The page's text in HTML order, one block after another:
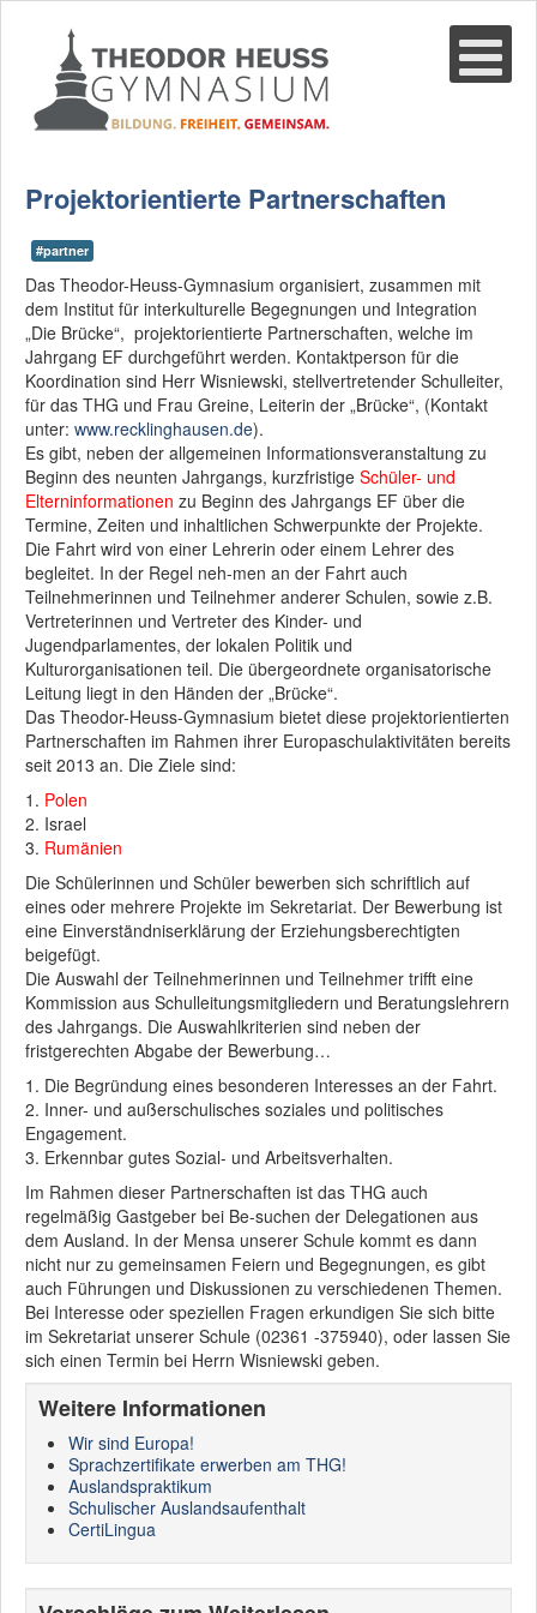
Projektorientierte Partnerschaften
#partner
Das Theodor-Heuss-Gymnasium organisiert, zusammen mit
dem Institut für interkulturelle Begegnungen und Integration
„Die Brücke“, projektorientierte Partnerschaften, welche im
Jahrgang EF durchgeführt werden. Kontaktperson für die
Koordination sind Herr Wisniewski, stellvertretender Schulleiter,
für das THG und Frau Greine, Leiterin der „Brücke“, (Kontakt
unter: www.recklinghausen.de).
Es gibt, neben der allgemeinen Informationsveranstaltung zu
Beginn des neunten Jahrgangs, kurzfristige Schüler- und
Elterninformationen zu Beginn des Jahrgangs EF über die
Termine, Zeiten und inhaltlichen Schwerpunkte der Projekte.
Die Fahrt wird von einer Lehrerin oder einem Lehrer des
begleitet. In der Regel neh-men an der Fahrt auch
Teilnehmerinnen und Teilnehmer anderer Schulen, sowie z.B.
Vertreterinnen und Vertreter des Kinder- und
Jugendparlamentes, der lokalen Politik und
Kulturorganisationen teil. Die übergeordnete organisatorische
Leitung liegt in den Händen der „Brücke“.
Das Theodor-Heuss-Gymnasium bietet diese projektorientierten
Partnerschaften im Rahmen ihrer Europaschulaktivitäten bereits
seit 2013 an. Die Ziele sind:
1. Polen
2. Israel
3. Rumänien
Die Schülerinnen und Schüler bewerben sich schriftlich auf
eines oder mehrere Projekte im Sekretariat. Der Bewerbung ist
eine Einverständniserklärung der Erziehungsberechtigten
beigefügt.
Die Auswahl der Teilnehmerinnen und Teilnehmer trifft eine
Kommission aus Schulleitungsmitgliedern und Beratungslehrern
des Jahrgangs. Die Auswahlkriterien sind neben der
fristgerechten Abgabe der Bewerbung…
1. Die Begründung eines besonderen Interesses an der Fahrt.
2. Inner- und außerschulisches soziales und politisches
Engagement.
3. Erkennbar gutes Sozial- und Arbeitsverhalten.
Im Rahmen dieser Partnerschaften ist das THG auch
regelmäßig Gastgeber bei Be-suchen der Delegationen aus
dem Ausland. In der Mensa unserer Schule kommt es dann
nicht nur zu gemeinsamen Feiern und Begegnungen, es gibt
auch Führungen und Diskussionen zu verschiedenen Themen.
Bei Interesse oder speziellen Fragen erkundigen Sie sich bitte
im Sekretariat unserer Schule (02361 -375940), oder lassen Sie
sich einen Termin bei Herrn Wisniewski geben.
Weitere Informationen
Wir sind Europa!
Sprachzertifikate erwerben am THG!
Auslandspraktikum
Schulischer Auslandsaufenthalt
CertiLingua